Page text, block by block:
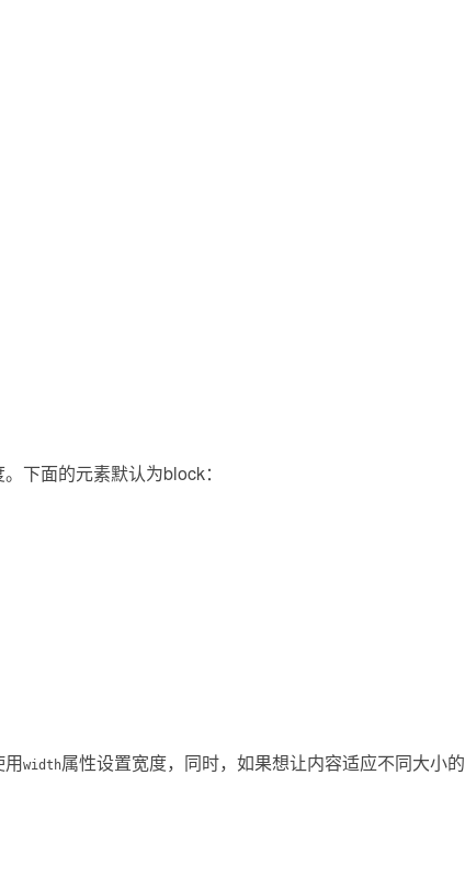
下面的元素默认为block：
用width属性设置宽度，同时，如果想让内容适应不同大小的